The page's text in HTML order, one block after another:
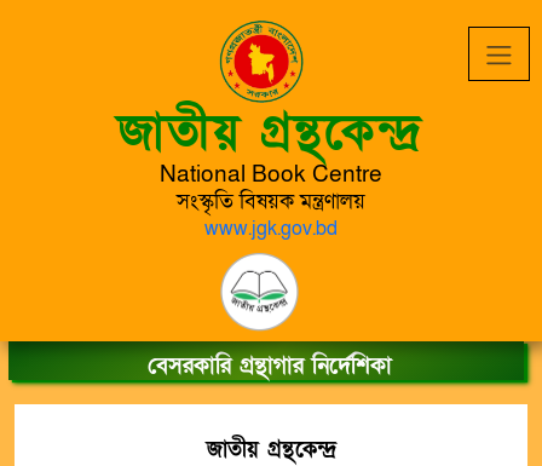
জাতীয় গ্রন্থকেন্দ্র
National Book Centre
সংস্কৃতি বিষয়ক মন্ত্রণালয়
www.jgk.gov.bd
বেসরকারি গ্রন্থাগার নির্দেশিকা
জাতীয় গ্রন্থকেন্দ্র